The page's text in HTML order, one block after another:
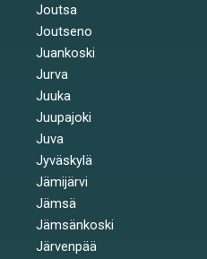
Joutsa
Joutseno
Juankoski
Jurva
Juuka
Juupajoki
Juva
Jyväskylä
Jämijärvi
Jämsä
Jämsänkoski
Järvenpää